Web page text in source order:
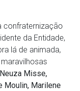
confraternização
da Entidade,
lá de animada,
Misse,
Moulin, Marilene